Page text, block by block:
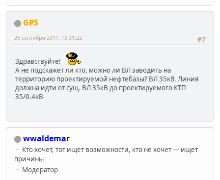
GPS
#7
26 сентября 2011, 13:31:22
Здравствуйте!
А не подскажет ли кто, можно ли ВЛ заводить на
территорию проектируемой нефтебазы? ВЛ 35кВ. Линия
должна идти от сущ. ВЛ 35кВ до проектируемого КТП
35/0.4кВ
wwaldemar
Кто хочет, тот ищет возможности, кто не хочет — ищет
причины
Модератор